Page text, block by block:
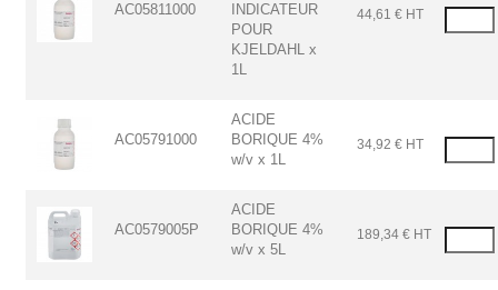
AC05811000
INDICATEUR
POUR
KJELDAHL x
1L
44,61 € HT
AC05791000
ACIDE
BORIQUE 4%
w/v x 1L
34,92 € HT
AC0579005P
ACIDE
BORIQUE 4%
w/v x 5L
189,34 € HT